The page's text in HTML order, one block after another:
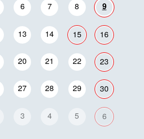
6 7 8 9
13 14 15 16
20 21 22 23
27 28 29 30
3 4 5 6